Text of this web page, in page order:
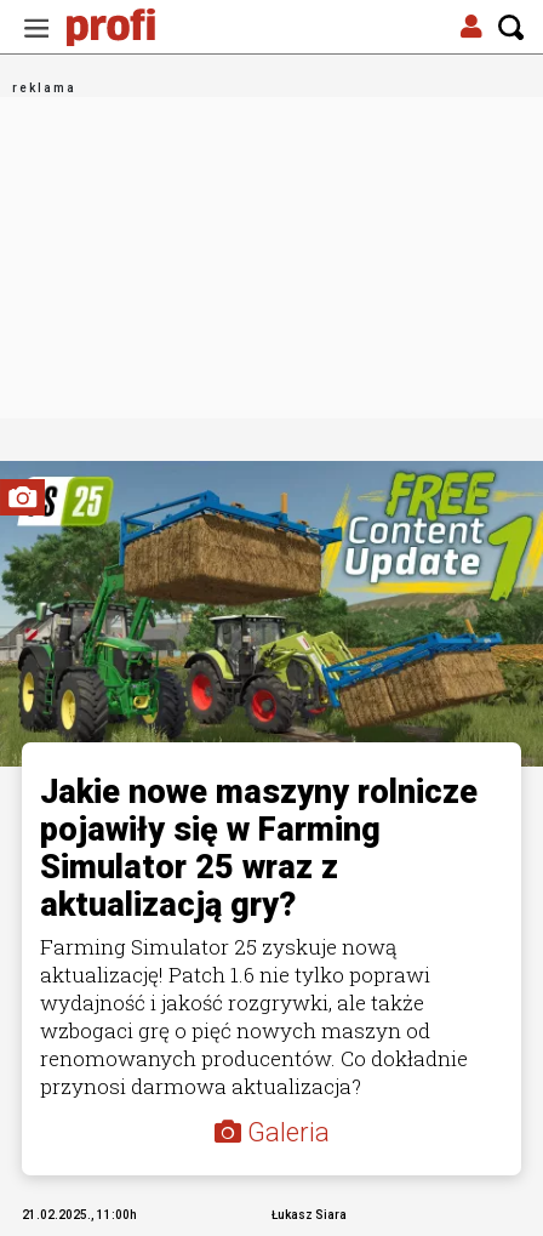
Jakie nowe maszyny rolnicze
pojawiły się w Farming
Simulator 25 wraz z
aktualizacją gry?
Farming Simulator 25 zyskuje nową
aktualizację! Patch 1.6 nie tylko poprawi
wydajność i jakość rozgrywki, ale także
wzbogaci grę o pięć nowych maszyn od
renomowanych producentów. Co dokładnie
przynosi darmowa aktualizacja?
Galeria
21.02.2025., 11:00h Łukasz Siara